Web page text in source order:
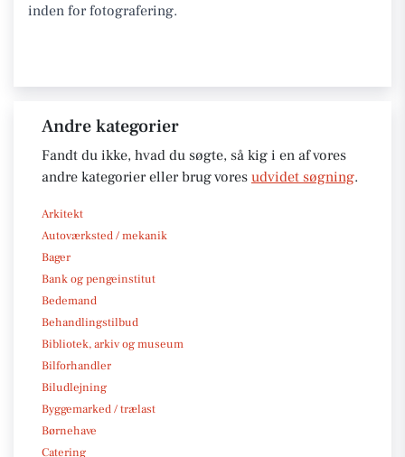
inden for fotografering.
Andre kategorier
Fandt du ikke, hvad du søgte, så kig i en af vores
andre kategorier eller brug vores udvidet søgning.
Arkitekt
Autoværksted / mekanik
Bager
Bank og pengeinstitut
Bedemand
Behandlingstilbud
Bibliotek, arkiv og museum
Bilforhandler
Biludlejning
Byggemarked / trælast
Børnehave
Catering